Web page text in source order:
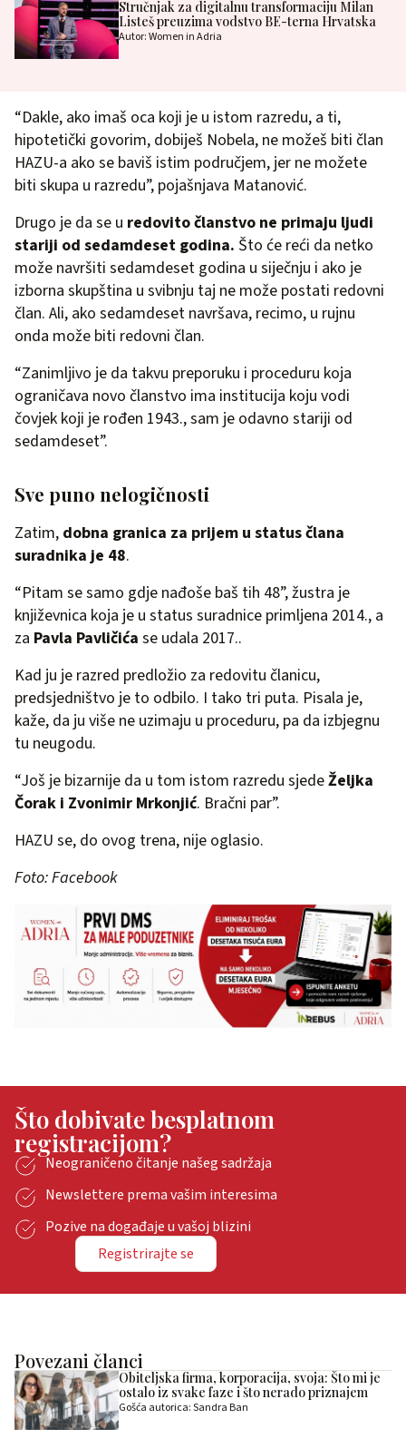
Stručnjak za digitalnu transformaciju Milan
Listeš preuzima vodstvo BE-terna Hrvatska
Autor: Women in Adria
“Dakle, ako imaš oca koji je u istom razredu, a ti,
hipotetički govorim, dobiješ Nobela, ne možeš biti član
HAZU-a ako se baviš istim područjem, jer ne možete
biti skupa u razredu”, pojašnjava Matanović.
Drugo je da se u redovito članstvo ne primaju ljudi
stariji od sedamdeset godina. Što će reći da netko
može navršiti sedamdeset godina u siječnju i ako je
izborna skupština u svibnju taj ne može postati redovni
član. Ali, ako sedamdeset navršava, recimo, u rujnu
onda može biti redovni član.
“Zanimljivo je da takvu preporuku i proceduru koja
ograničava novo članstvo ima institucija koju vodi
čovjek koji je rođen 1943., sam je odavno stariji od
sedamdeset”.
Sve puno nelogičnosti
Zatim, dobna granica za prijem u status člana
suradnika je 48.
“Pitam se samo gdje nađoše baš tih 48”, žustra je
književnica koja je u status suradnice primljena 2014., a
za Pavla Pavličića se udala 2017..
Kad ju je razred predložio za redovitu članicu,
predsjedništvo je to odbilo. I tako tri puta. Pisala je,
kaže, da ju više ne uzimaju u proceduru, pa da izbjegnu
tu neugodu.
“Još je bizarnije da u tom istom razredu sjedeŽeljka
Čorak i Zvonimir Mrkonjić. Bračni par”.
HAZU se, do ovog trena, nije oglasio.
Foto: Facebook
Što dobivate besplatnom
registracijom?
Neograničeno čitanje našeg sadržaja
Newslettere prema vašim interesima
Pozive na događaje u vašoj blizini
Registrirajte se
Povezani članci
Obiteljska firma, korporacija, svoja: Što mi je
ostalo iz svake faze i što nerado priznajem
Gošća autorica: Sandra Ban